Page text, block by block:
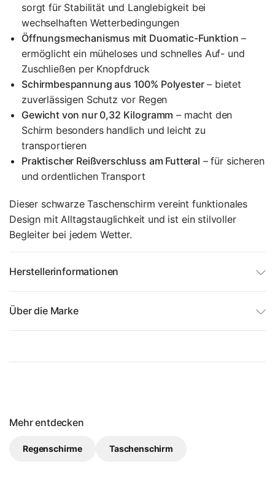
sorgt für Stabilität und Langlebigkeit bei
wechselhaften Wetterbedingungen
Öffnungsmechanismus mit Duomatic-Funktion –
ermöglicht ein müheloses und schnelles Auf- und
Zuschließen per Knopfdruck
Schirmbespannung aus 100% Polyester– bietet
zuverlässigen Schutz vor Regen
Gewicht von nur 0,32 Kilogramm – macht den
Schirm besonders handlich und leicht zu
transportieren
Praktischer Reißverschluss am Futteral – für sicheren
und ordentlichen Transport
Dieser schwarze Taschenschirm vereint funktionales
Design mit Alltagstauglichkeit und ist ein stilvoller
Begleiter bei jedem Wetter.
Herstellerinformationen
Über die Marke
Mehr entdecken
Regenschirme Taschenschirm